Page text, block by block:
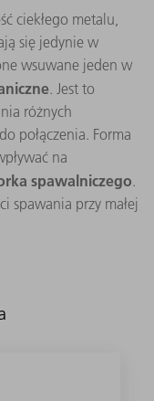
ciekłego metalu,
się jedynie w
wsuwane jeden w
. Jest to
różnych
połączenia. Forma
na
spawalniczego.
spawania przy małej